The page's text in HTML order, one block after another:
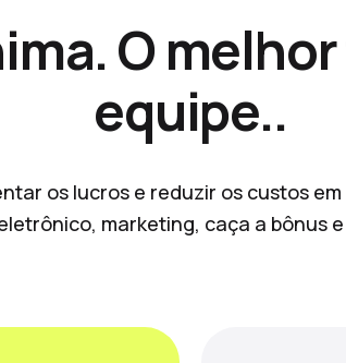
O
equipe..
os lucros e reduzir os custos
marketing, caça a bônus